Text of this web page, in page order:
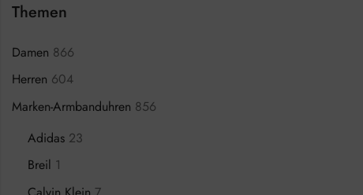
Themen
Damen 866
Herren 604
Marken-Armbanduhren 856
Adidas 23
Breil 1